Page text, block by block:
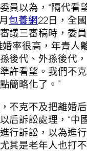
員以為，“隔代看
包養網22日，全
議三審稿時，委
婚率很高，年青人
後代、外孫後代
許看望。我們不
簡略化了。”
不克不及把離婚
后訴訟處理，“中
行訴訟，以為進
其是老年人也打